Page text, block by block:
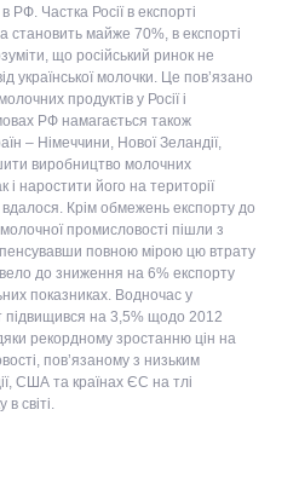
РФ. Частка Росії в експорті
становить майже 70%, в експорті
що російський ринок не
української молочки. Це пов’язано
продуктів у Росії і
РФ намагається також
– Німеччини, Нової Зеландії,
виробництво молочних
і наростити його на території
Крім обмежень експорту до
молочної промисловості пішли з
повною мірою цю втрату
до зниження на 6% експорту
показниках. Водночас у
підвищився на 3,5% щодо 2012
рекордному зростанню цін на
пов’язаному з низьким
США та країнах ЄС на тлі
світі.